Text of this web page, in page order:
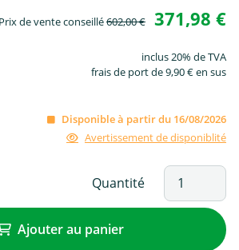
Prix de vente conseillé602,00 € 371,98 €
inclus 20% de TVA
frais de port de 9,90 € en sus
Disponible à partir du 16/08/2026
Avertissement de disponiblité
Quantité
Ajouter au panier